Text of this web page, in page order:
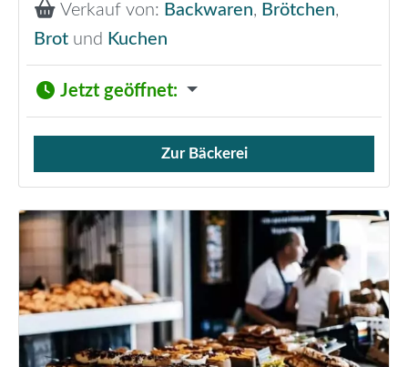
Verkauf von: Backwaren, Brötchen,
Brot und Kuchen
Jetzt geöffnet:
Verkauf von Brötchen,
Zur Bäckerei